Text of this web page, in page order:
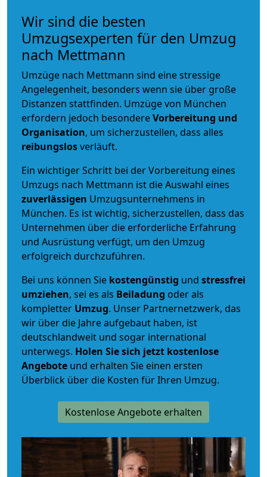
Wir sind die besten
Umzugsexperten für den Umzug
nach Mettmann
Umzüge nach Mettmann sind eine stressige
Angelegenheit, besonders wenn sie über große
Distanzen stattfinden. Umzüge von München
erfordern jedoch besondereVorbereitung und
Organisation, um sicherzustellen, dass alles
reibungslosverläuft.
Ein wichtiger Schritt bei der Vorbereitung eines
Umzugs nach Mettmann ist die Auswahl eines
zuverlässigen Umzugsunternehmens in
München. Es ist wichtig, sicherzustellen, dass das
Unternehmen über die erforderliche Erfahrung
und Ausrüstung verfügt, um den Umzug
erfolgreich durchzuführen.
Bei uns können Sie kostengünstig und stressfrei
umziehen, sei es als Beiladung oder als
kompletter Umzug. Unser Partnernetzwerk, das
wir über die Jahre aufgebaut haben, ist
deutschlandweit und sogar international
unterwegs. Holen Sie sich jetzt kostenlose
Angebote und erhalten Sie einen ersten
Überblick über die Kosten für Ihren Umzug.
Kostenlose Angebote erhalten